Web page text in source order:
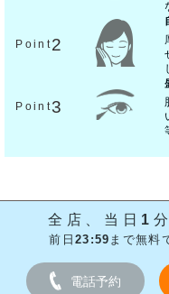
Point2
Point3
全店、当日1
前日23:59まで無料
電話予約